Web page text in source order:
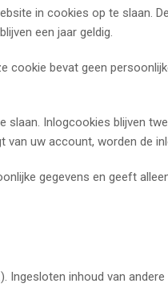
in cookies op te slaan.
een jaar geldig.
cookie bevat geen
Inlogcookies blijven
uw account, worden de
gegevens en geeft
Ingesloten inhoud van